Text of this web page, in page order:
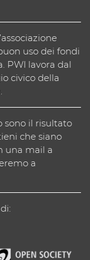
uso dei fondi
PWI lavora dal
civico della
sono il risultato
che siano
una mail a
a